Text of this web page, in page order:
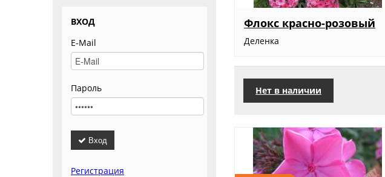
Флокс красно-розовый
Деленка
Нет в наличии
ВХОД
E-Mail
Пароль
Вход
Регистрация